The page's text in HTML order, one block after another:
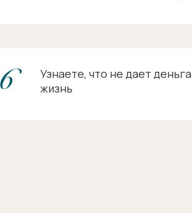
Узнаете, что не дает
жизнь